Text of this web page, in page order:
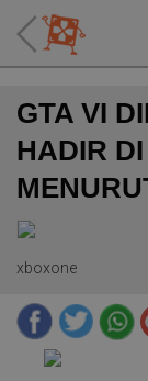
GTA VI
HADIR
xboxone